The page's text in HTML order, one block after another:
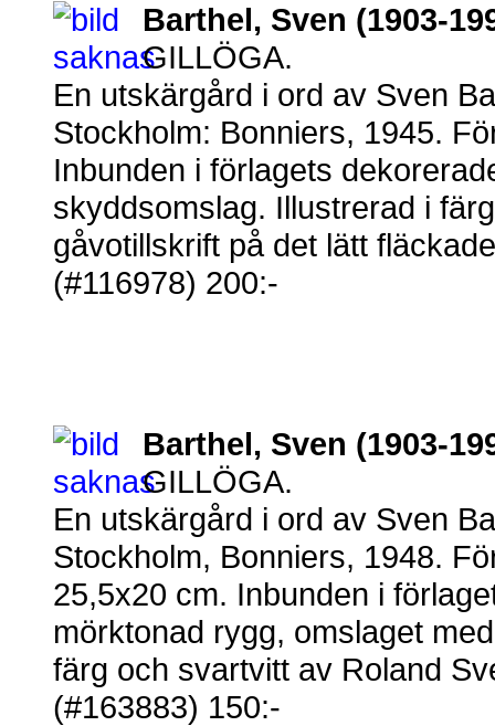
Barthel, Sven (1903-
GILLÖGA.
En utskärgård i ord av Sven
Stockholm: Bonniers, 1945.
Inbunden i förlagets
skyddsomslag. Illustrerad i
gåvotillskrift på det lätt
(#116978) 200:-
Barthel, Sven (1903-
GILLÖGA.
En utskärgård i ord av Sven
Stockholm, Bonniers, 1948.
25,5x20 cm. Inbunden i
mörktonad rygg, omslaget
färg och svartvitt av Roland
(#163883) 150:-